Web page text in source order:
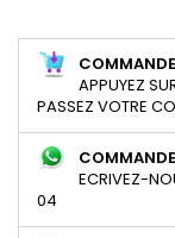
APPUYEZ
PASSEZ VOTRE
ECRIVEZ-
04